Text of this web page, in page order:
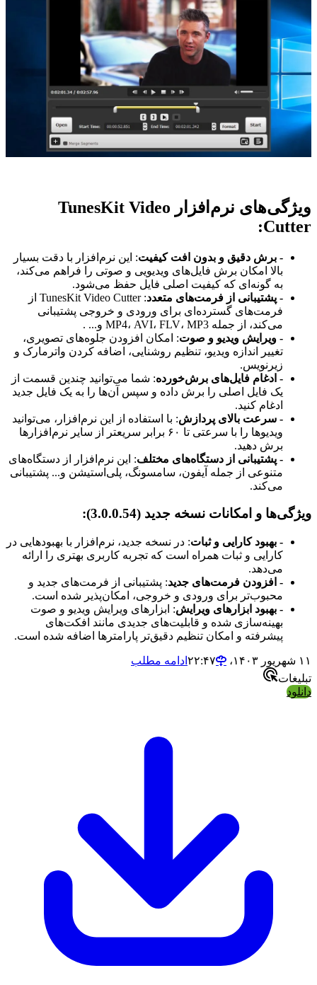
ویژگی‌های نرم‌افزار TunesKit Video
Cutter:
- برش دقیق و بدون افت کیفیت: این نرم‌افزار با دقت بسیار
بالا امکان برش فایل‌های ویدیویی و صوتی را فراهم می‌کند،
به گونه‌ای که کیفیت اصلی فایل حفظ می‌شود.
- پشتیبانی از فرمت‌های متعدد
: TunesKit Video Cutter از
فرمت‌های گسترده‌ای برای ورودی و خروجی پشتیبانی
می‌کند، از جمله MP4، AVI، FLV، MP3 و... .
- ویرایش ویدیو و صوت: امکان افزودن جلوه‌های تصویری،
تغییر اندازه ویدیو، تنظیم روشنایی، اضافه کردن واترمارک و
زیرنویس.
- ادغام فایل‌های برش‌خورده: شما می‌توانید چندین قسمت از
یک فایل اصلی را برش داده و سپس آن‌ها را به یک فایل جدید
ادغام کنید.
- سرعت بالای پردازش: با استفاده از این نرم‌افزار، می‌توانید
ویدیوها را با سرعتی تا ۶۰ برابر سریعتر از سایر نرم‌افزارها
برش دهید.
- پشتیبانی از دستگاه‌های مختلف: این نرم‌افزار از دستگاه‌های
متنوعی از جمله آیفون، سامسونگ، پلی‌استیشن و... پشتیبانی
می‌کند.
ویژگی‌ها و امکانات نسخه جدید (3.0.0.54):
- بهبود کارایی و ثبات: در نسخه جدید، نرم‌افزار با بهبودهایی در
کارایی و ثبات همراه است که تجربه کاربری بهتری را ارائه
می‌دهد.
- افزودن فرمت‌های جدید: پشتیبانی از فرمت‌های جدید و
محبوب‌تر برای ورودی و خروجی، امکان‌پذیر شده است.
- بهبود ابزارهای ویرایش: ابزارهای ویرایش ویدیو و صوت
بهینه‌سازی شده و قابلیت‌های جدیدی مانند افکت‌های
پیشرفته و امکان تنظیم دقیق‌تر پارامترها اضافه شده است.
۱۱ شهریور ۱۴۰۳،‏ ۲۲:۴۷
ادامه مطلب
تبلیغات
دانلود